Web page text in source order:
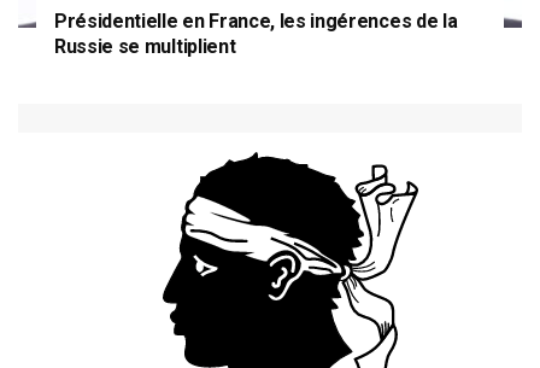
Présidentielle en France, les ingérences de la
Russie se multiplient